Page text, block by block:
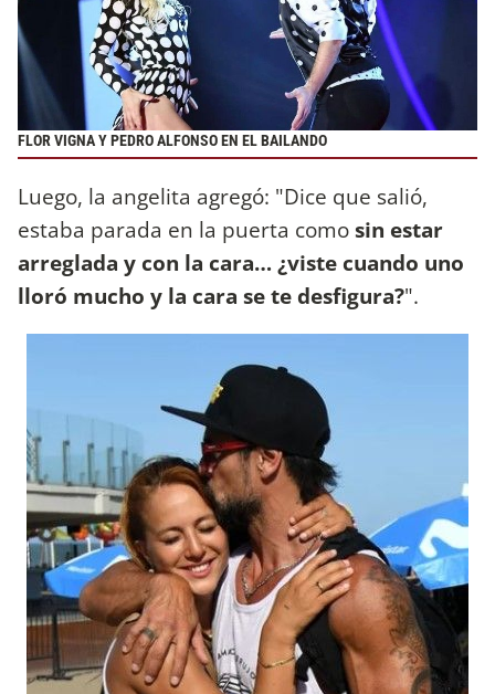
FLOR VIGNA Y PEDRO ALFONSO EN EL BAILANDO
Luego, la angelita agregó: "Dice que salió,
estaba parada en la puerta comosin estar
arreglada y con la cara… ¿viste cuando uno
lloró mucho y la cara se te desfigura?".